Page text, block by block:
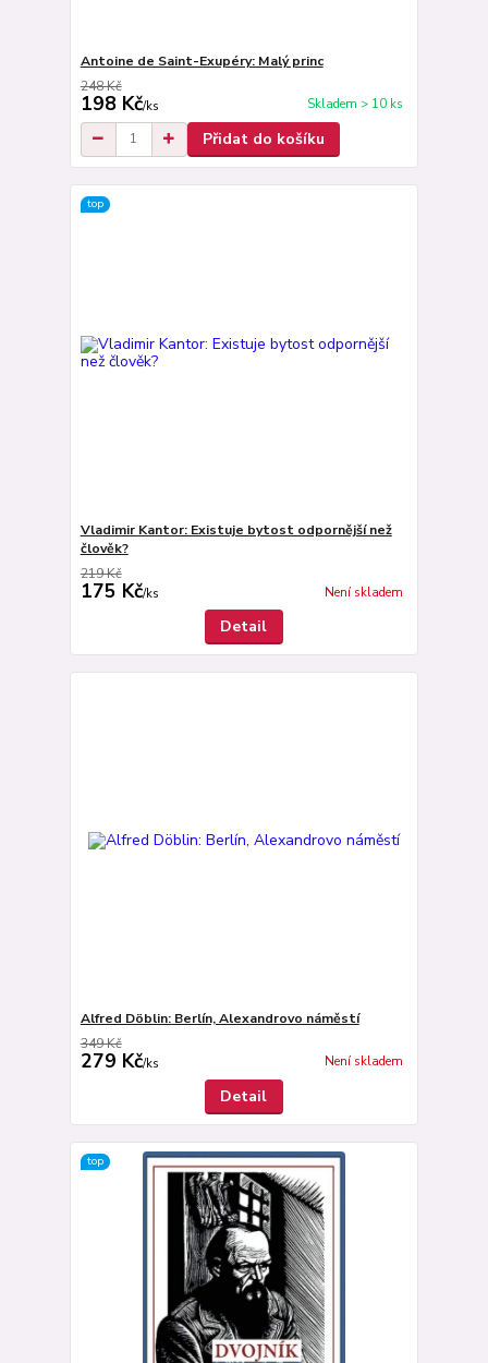
Antoine de Saint-Exupéry: Malý princ
248 Kč
198 Kč/ks Skladem > 10 ks
Přidat do košíku
top
Vladimir Kantor: Existuje bytost odpornější než
člověk?
219 Kč
175 Kč/ks Není skladem
Detail
Alfred Döblin: Berlín, Alexandrovo náměstí
349 Kč
279 Kč/ks Není skladem
Detail
top